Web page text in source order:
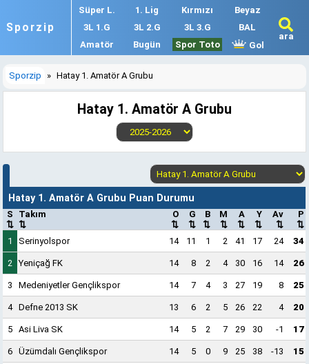
Sporzip
Süper L. 1. Lig Kırmızı
Beyaz
3L 1.G
3L 2.G 3L 3.G
BAL
Amatör
Bugün Spor Toto Gol
ara
Sporzip » Hatay 1. Amatör A Grubu
Hatay 1. Amatör A Grubu
Hatay 1. Amatör A Grubu Puan Durumu
S
⇅
Takım
⇅
O
⇅
G
⇅
B
⇅
M
⇅
A
⇅
Y
⇅
Av
⇅
P
⇅
1
Serinyolspor 14 11 1 2 41 17 24 34
2 Yeniçağ FK 14 8 2 4 30 16 14 26
3 Medeniyetler Gençlikspor 14 7 4 3 27 19 8 25
4 Defne 2013 SK 13 6 2 5 26 22 4 20
5 Asi Liva SK 14 5 2 7 29 30 -1 17
6 Üzümdalı Gençlikspor 14 5 0 9 25 38 -13 15